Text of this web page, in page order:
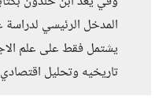
المدخل الرئيسي لدراسة
يشتمل فقط على علم
تاريخيه وتحليل